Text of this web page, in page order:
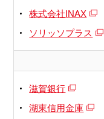
株式会社INAX
ソリッソプラス
滋賀銀行
湖東信用金庫